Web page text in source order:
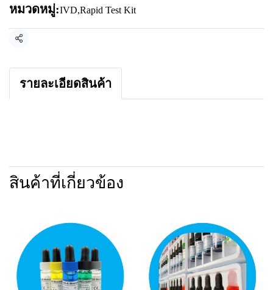
หมวดหมู่:IVD,Rapid Test Kit
แชร์
รายละเอียดสินค้า
สินค้าที่เกี่ยวข้อง